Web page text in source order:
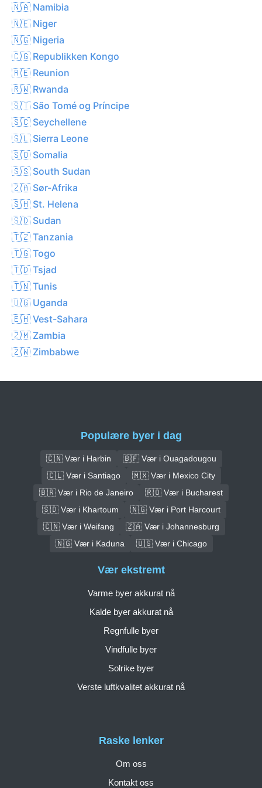
🇳🇦 Namibia
🇳🇪 Niger
🇳🇬 Nigeria
🇨🇬 Republikken Kongo
🇷🇪 Reunion
🇷🇼 Rwanda
🇸🇹 São Tomé og Príncipe
🇸🇨 Seychellene
🇸🇱 Sierra Leone
🇸🇴 Somalia
🇸🇸 South Sudan
🇿🇦 Sør-Afrika
🇸🇭 St. Helena
🇸🇩 Sudan
🇹🇿 Tanzania
🇹🇬 Togo
🇹🇩 Tsjad
🇹🇳 Tunis
🇺🇬 Uganda
🇪🇭 Vest-Sahara
🇿🇲 Zambia
🇿🇼 Zimbabwe
Populære byer i dag
🇨🇳 Vær i Harbin
🇧🇫 Vær i Ouagadougou
🇨🇱 Vær i Santiago
🇲🇽 Vær i Mexico City
🇧🇷 Vær i Rio de Janeiro
🇷🇴 Vær i Bucharest
🇸🇩 Vær i Khartoum
🇳🇬 Vær i Port Harcourt
🇨🇳 Vær i Weifang
🇿🇦 Vær i Johannesburg
🇳🇬 Vær i Kaduna
🇺🇸 Vær i Chicago
Raske lenker
Om oss
Kontakt oss
Vær ekstremt
Varme byer akkurat nå
Kalde byer akkurat nå
Regnfulle byer
Vindfulle byer
Solrike byer
Verste luftkvalitet akkurat nå